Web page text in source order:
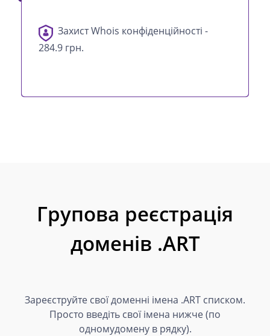
Захист Whois конфіденційності -
284.9 грн.
Групова реєстрація
доменів .ART
Зареєструйте свої доменні імена .ART списком.
Просто введіть свої імена нижче (по
одномудомену в рядку).